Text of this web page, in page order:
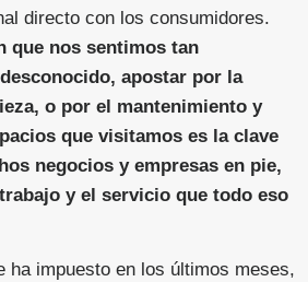
directo con los consumidores.
que nos sentimos tan
apostar por la
o por el mantenimiento y
que visitamos es la clave
negocios y empresas en pie,
y el servicio que todo eso
ha impuesto en los últimos meses,